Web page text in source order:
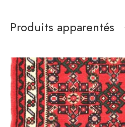
Produits apparentés